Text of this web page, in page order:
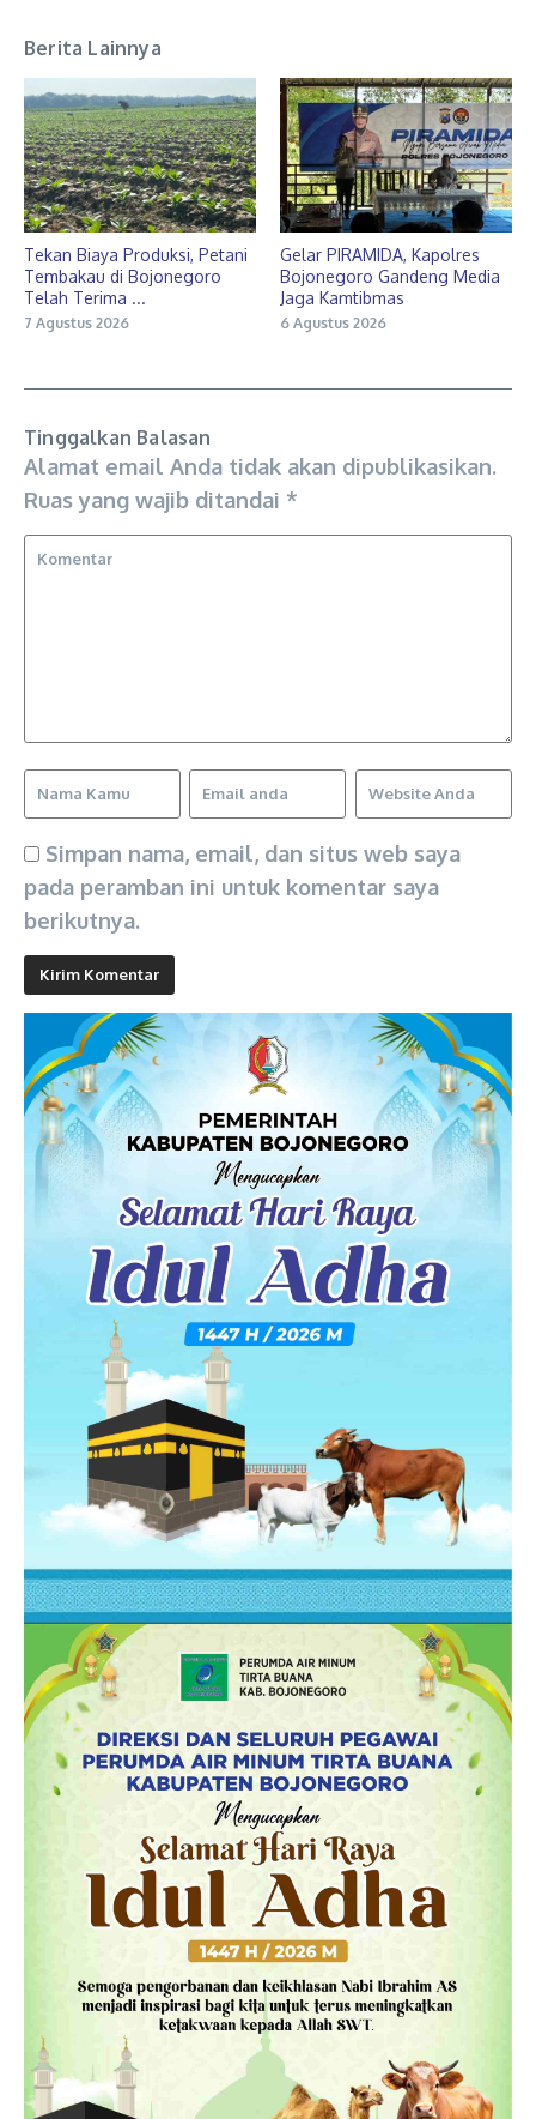
Berita Lainnya
Tekan Biaya Produksi, Petani
Tembakau di Bojonegoro
Telah Terima ...
7 Agustus 2026
Gelar PIRAMIDA, Kapolres
Bojonegoro Gandeng Media
Jaga Kamtibmas
6 Agustus 2026
Tinggalkan Balasan
Alamat email Anda tidak akan dipublikasikan.
Ruas yang wajib ditandai *
Simpan nama, email, dan situs web saya
pada peramban ini untuk komentar saya
berikutnya.